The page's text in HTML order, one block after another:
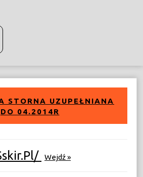
STORNA UZUPEŁNIANA
DO 04.2014R
Wejdź »